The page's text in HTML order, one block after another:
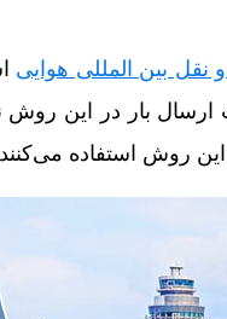
نقل بین‌ المللی هوایی
بار در این روش
این روش استفاده